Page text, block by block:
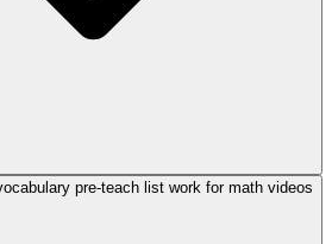
pre-teach list work for math videos?